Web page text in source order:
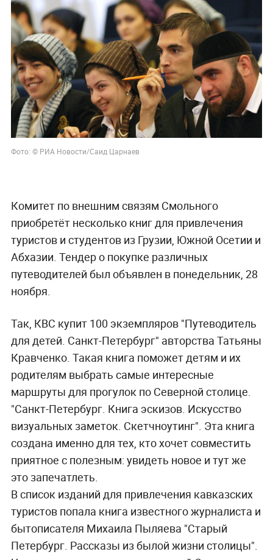
Фото: © РИА Новости/Саид Царнаев
Комитет по внешним связям Смольного
приобретёт несколько книг для привлечения
туристов и студентов из Грузии, Южной Осетии и
Абхазии. Тендер о покупке различных
путеводителей был объявлен в понедельник, 28
ноября.
Так, КВС купит 100 экземпляров "Путеводитель
для детей. Санкт-Петербург" авторства Татьяны
Кравченко. Такая книга поможет детям и их
родителям выбрать самые интересные
маршруты для прогулок по Северной столице.
"Санкт-Петербург. Книга эскизов. Искусство
визуальных заметок. Скетчноутинг". Эта книга
создана именно для тех, кто хочет совместить
приятное с полезным: увидеть новое и тут же
это запечатлеть.
В список изданий для привлечения кавказских
туристов попала книга известного журналиста и
бытописателя Михаила Пыляева "Старый
Петербург. Рассказы из былой жизни столицы".